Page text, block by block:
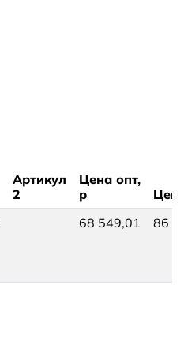
Артикул
2
Цена опт,
р
68 549,01 86